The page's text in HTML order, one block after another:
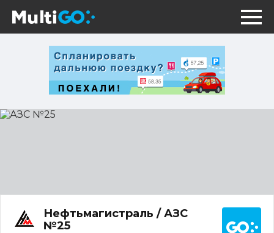
АЗС
Нефтьмагистраль / АЗС
№25